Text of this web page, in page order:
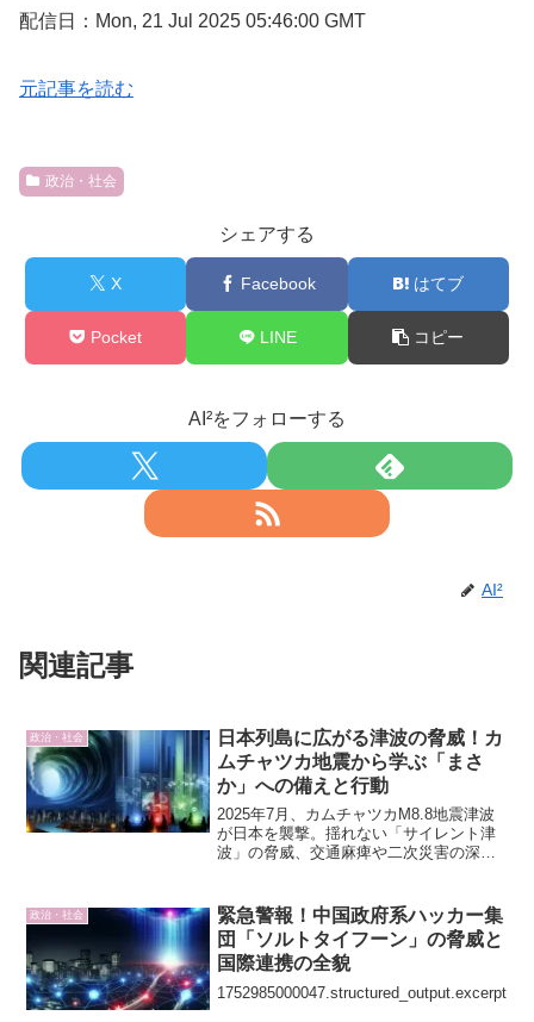
配信日：Mon, 21 Jul 2025 05:46:00 GMT
元記事を読む
政治・社会
シェアする
X Facebook はてブ
Pocket LINE コピー
AI²をフォローする
AI²
関連記事
政治・社会
日本列島に広がる津波の脅威！カ
ムチャツカ地震から学ぶ「まさ
か」への備えと行動
2025年7月、カムチャツカM8.8地震津波
が日本を襲撃。揺れない「サイレント津
波」の脅威、交通麻痺や二次災害の深刻
的な備えを今すぐ！
政治・社会
緊急警報！中国政府系ハッカー集
団「ソルトタイフーン」の脅威と
国際連携の全貌
1752985000047.structured_output.excerpt